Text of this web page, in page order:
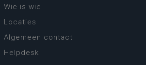
Wie is wie
Locaties
Algemeen contact
Helpdesk